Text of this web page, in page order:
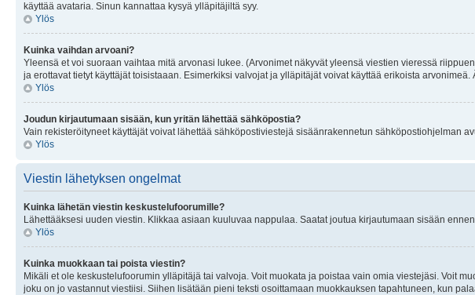
käyttää avataria. Sinun kannattaa kysyä ylläpitäjiltä syy.
Ylös
Kuinka vaihdan arvoani?
Yleensä et voi suoraan vaihtaa mitä arvonasi lukee. (Arvonimet näkyvät yleensä viestien vieressä
ja erottavat tietyt käyttäjät toisistaaan. Esimerkiksi valvojat ja ylläpitäjät voivat käyttää erikoista
Ylös
Joudun kirjautumaan sisään, kun yritän lähettää sähköpostia?
Vain rekisteröityneet käyttäjät voivat lähettää sähköpostiviestejä sisäänrakennetun sähköpostiohjelman
Ylös
Viestin lähetyksen ongelmat
Kuinka lähetän viestin keskustelufoorumille?
Lähettääksesi uuden viestin. Klikkaa asiaan kuuluvaa nappulaa. Saatat joutua kirjautumaan sisään
Ylös
Kuinka muokkaan tai poista viestin?
Mikäli et ole keskustelufoorumin ylläpitäjä tai valvoja. Voit muokata ja poistaa vain omia viestejäsi. Voit
joku on jo vastannut viestiisi. Siihen lisätään pieni teksti osoittamaan muokkauksen tapahtuneen, kun